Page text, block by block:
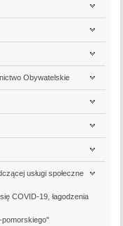
Obywatelskie
usługi społeczne
COVID-19, łagodzenia
pomorskiego"